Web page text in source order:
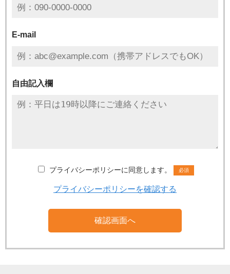
E-mail
自由記入欄
プライバシーポリシーに同意します。 必須
プライバシーポリシーを確認する